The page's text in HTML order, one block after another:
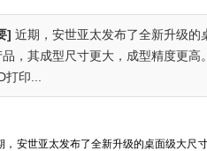
] 近期，安世亚太发布了全新升级
品，其成型尺寸更大，成型精度更
打印...
安世亚太发布了全新升级的桌面级大尺